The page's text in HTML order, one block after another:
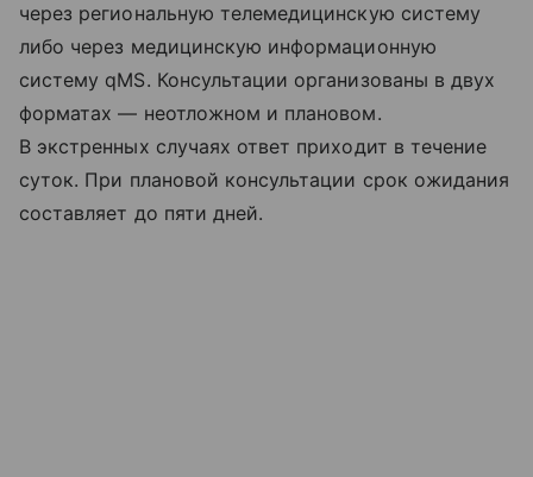
через региональную телемедицинскую систему
либо через медицинскую информационную
систему qMS. Консультации организованы в двух
форматах — неотложном и плановом.
В экстренных случаях ответ приходит в течение
суток. При плановой консультации срок ожидания
составляет до пяти дней.